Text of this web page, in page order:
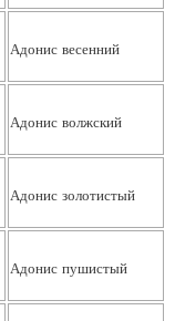
Адонис весенний
Адонис волжский
Адонис золотистый
Адонис пушистый